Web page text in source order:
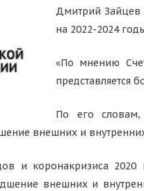
Дмитрий Зайцев
на 2022-2024
«По мнению
представляется
По его словам,
внешних и
и коронакризиса
внешних и